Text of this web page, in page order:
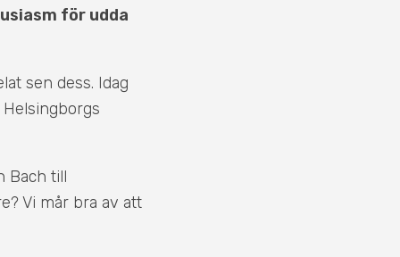
för udda
sen dess. Idag
Bach till
Vi mår bra av att